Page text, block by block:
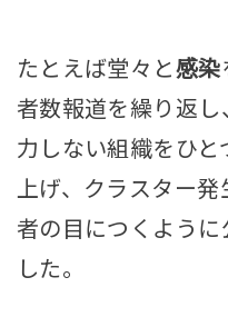
たとえば堂々と感染
者数報道を繰り返し
力しない組織をひと
上げ、クラスター
者の目につくよう
した。